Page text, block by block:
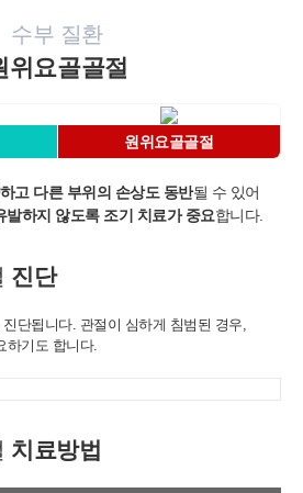
수부 질환
위요골골절
원위요골골절
고 다른 부위의 손상도 동반될 수 있어
발하지 않도록 조기 치료가 중요합니다.
진단
단됩니다. 관절이 심하게 침범된 경우,
하기도 합니다.
치료방법